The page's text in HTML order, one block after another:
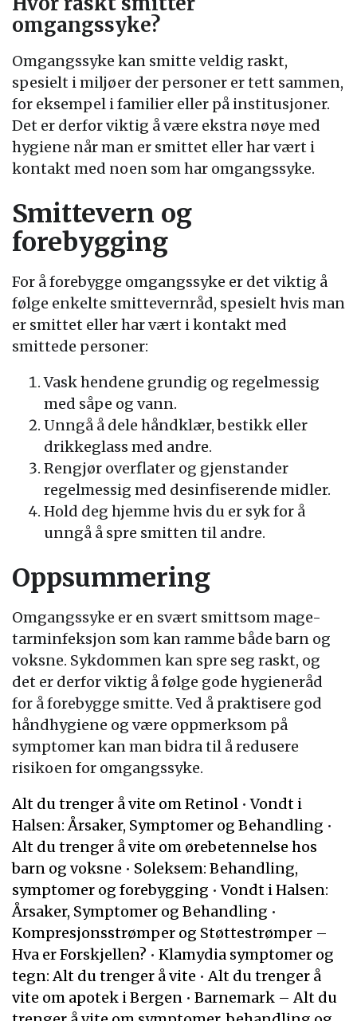
omgangssyke?
Omgangssyke kan smitte veldig raskt,
spesielt i miljøer der personer er tett sammen,
for eksempel i familier eller på institusjoner.
Det er derfor viktig å være ekstra nøye med
hygiene når man er smittet eller har vært i
kontakt med noen som har omgangssyke.
Smittevern og
forebygging
For å forebygge omgangssyke er det viktig å
følge enkelte smittevernråd, spesielt hvis man
er smittet eller har vært i kontakt med
smittede personer:
Vask hendene grundig og regelmessig
med såpe og vann.
Unngå å dele håndklær, bestikk eller
drikkeglass med andre.
Rengjør overflater og gjenstander
regelmessig med desinfiserende midler.
Hold deg hjemme hvis du er syk for å
unngå å spre smitten til andre.
Oppsummering
Omgangssyke er en svært smittsom mage-
tarminfeksjon som kan ramme både barn og
voksne. Sykdommen kan spre seg raskt, og
det er derfor viktig å følge gode hygieneråd
for å forebygge smitte. Ved å praktisere god
håndhygiene og være oppmerksom på
symptomer kan man bidra til å redusere
risikoen for omgangssyke.
Alt du trenger å vite om Retinol •Vondt i
Halsen: Årsaker, Symptomer og Behandling •
Alt du trenger å vite om ørebetennelse hos
barn og voksne • Soleksem: Behandling,
symptomer og forebygging •Vondt i Halsen:
Årsaker, Symptomer og Behandling •
Kompresjonsstrømper og Støttestrømper –
Hva er Forskjellen? • Klamydia symptomer og
tegn: Alt du trenger å vite •Alt du trenger å
vite om apotek i Bergen • Barnemark – Alt du